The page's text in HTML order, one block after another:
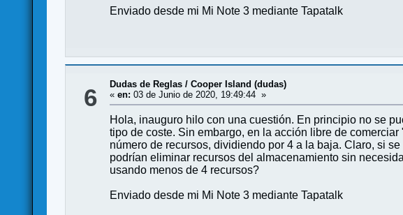
Enviado desde mi Mi Note 3 mediante Tapatalk
6 Dudas de Reglas /Cooper Island (dudas)
«en: 03 de Junio de 2020, 19:49:44 »
Hola, inauguro hilo con una cuestión. En principio no se
tipo de coste. Sin embargo, en la acción libre de
número de recursos, dividiendo por 4 a la baja. Claro, si
podrían eliminar recursos del almacenamiento sin
usando menos de 4 recursos?
Enviado desde mi Mi Note 3 mediante Tapatalk